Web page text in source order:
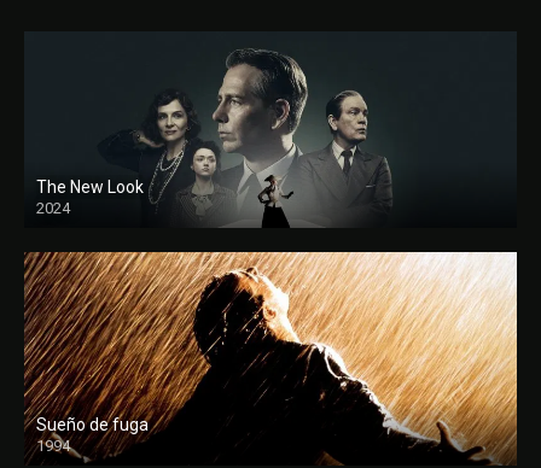
The New Look
2024
Sueño de fuga
1994
FULL HD